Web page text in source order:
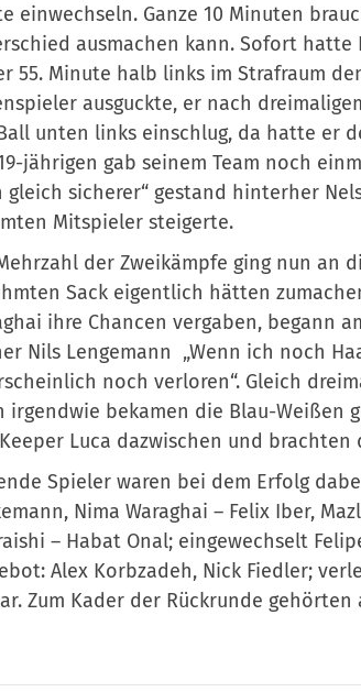
einwechseln. Ganze 10 Minuten
ausmachen kann. Sofort
55. Minute halb links im Strafraum
ausguckte, er nach
unten links einschlug, da hatte er
jährigen gab seinem Team noch
gleich sicherer“ gestand hinterher
Mitspieler steigerte.
der Zweikämpfe ging nun an
Sack eigentlich hätten
ihre Chancen vergaben, begann
Nils Lengemann „Wenn ich noch
noch verloren“. Gleich
irgendwie bekamen die Blau-Weißen
Luca dazwischen und brachten
Spieler waren bei dem Erfolg
Nima Waraghai – Felix Iber,
– Habat Onal; eingewechselt
Alex Korbzadeh, Nick Fiedler;
Zum Kader der Rückrunde gehörten